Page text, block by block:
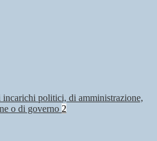
politici, di amministrazione,
o di governo 2